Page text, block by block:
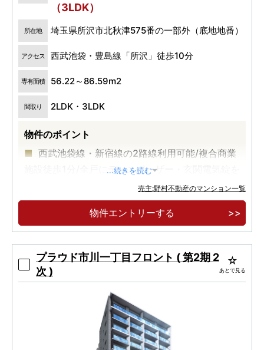
（3LDK）
所在地 埼玉県所沢市北秋津575番の一部外（底地地番）
アクセス 西武池袋・豊島線「所沢」徒歩10分
専有面積 56.22～86.59m2
間取り 2LDK・3LDK
物件のポイント
西武池袋線・新宿線の2路線利用可能/複合商業
施設徒歩1分/全戸にディスポーザー・玄関電気錠を
「所沢」駅徒歩10分に、全303邸の大規模マン
...続きを読む
売主:野村不動産のマンション一覧
物件エントリーする
プラウド市川一丁目フロント ( 第2期 2
次 )
あとで見る